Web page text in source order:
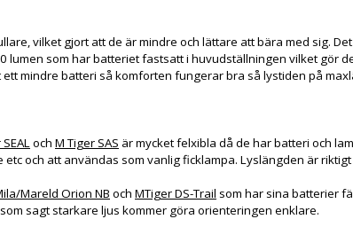
vilket gjort att de är mindre och lättare att bära med sig.
som har batteriet fastsatt i huvudställningen vilket gör
mindre batteri så komforten fungerar bra så lystiden på
och M Tiger SAS är mycket felxibla då de har batteri och
och att användas som vanlig ficklampa. Lyslängden är
Mareld Orion NB och MTiger DS-Trail som har sina batterier
sagt starkare ljus kommer göra orienteringen enklare.